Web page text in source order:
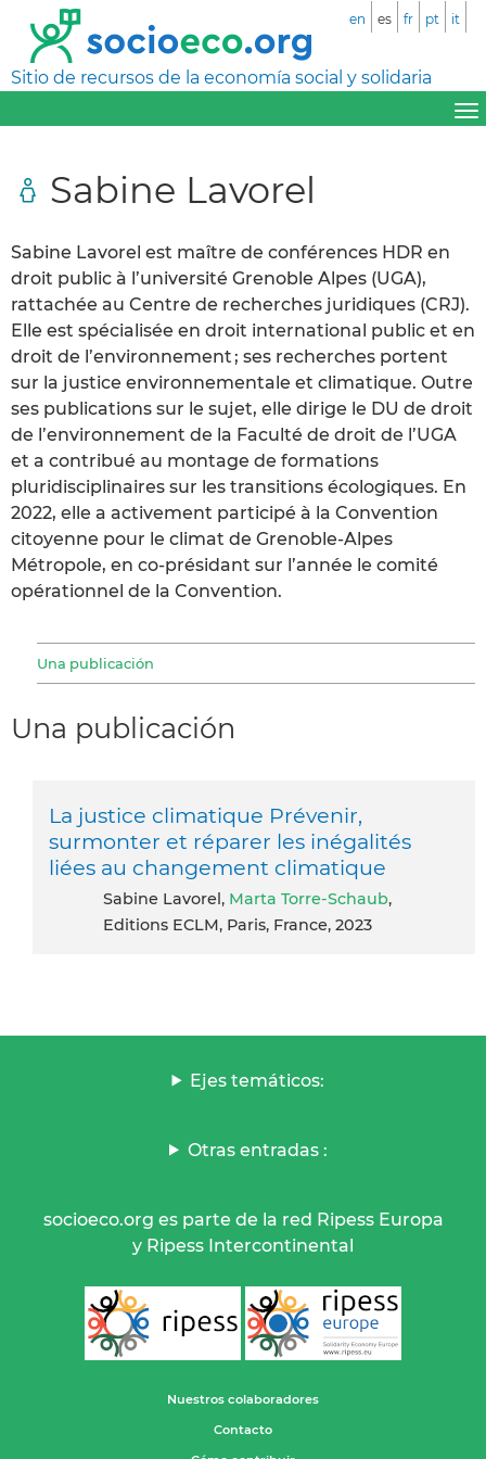
Sitio de recursos de la economía social y solidaria
en es fr pt it
Sabine Lavorel
Sabine Lavorel est maître de conférences HDR en
droit public à l’université Grenoble Alpes (UGA),
rattachée au Centre de recherches juridiques (CRJ).
Elle est spécialisée en droit international public et en
droit de l’environnement ; ses recherches portent
sur la justice environnementale et climatique. Outre
ses publications sur le sujet, elle dirige le DU de droit
de l’environnement de la Faculté de droit de l’UGA
et a contribué au montage de formations
pluridisciplinaires sur les transitions écologiques. En
2022, elle a activement participé à la Convention
citoyenne pour le climat de Grenoble-Alpes
Métropole, en co-présidant sur l’année le comité
opérationnel de la Convention.
Una publicación
Una publicación
La justice climatique Prévenir,
surmonter et réparer les inégalités
liées au changement climatique
Sabine Lavorel, Marta Torre-Schaub,
Editions ECLM, Paris, France, 2023
Ejes temáticos:
Otras entradas :
socioeco.org es parte de la red Ripess Europa
y Ripess Intercontinental
Nuestros colaboradores
Contacto